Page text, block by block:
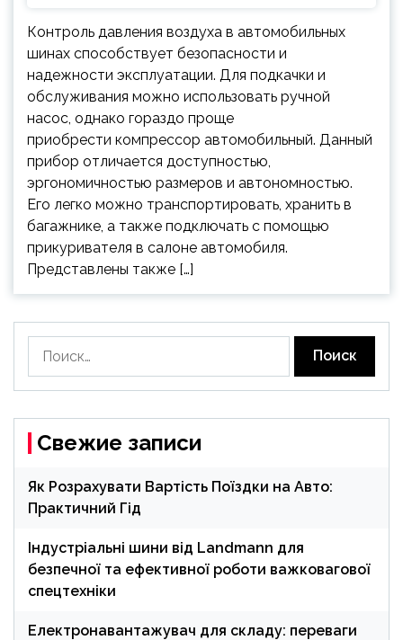
Контроль давления воздуха в автомобильных
шинах способствует безопасности и
надежности эксплуатации. Для подкачки и
обслуживания можно использовать ручной
насос, однако гораздо проще
приобрести компрессор автомобильный. Данный
прибор отличается доступностью,
эргономичностью размеров и автономностью.
Его легко можно транспортировать, хранить в
багажнике, а также подключать с помощью
прикуривателя в салоне автомобиля.
Представлены также […]
Свежие записи
Як Розрахувати Вартість Поїздки на Авто:
Практичний Гід
Індустріальні шини від Landmann для
безпечної та ефективної роботи важковагової
спецтехніки
Електронавантажувач для складу: переваги